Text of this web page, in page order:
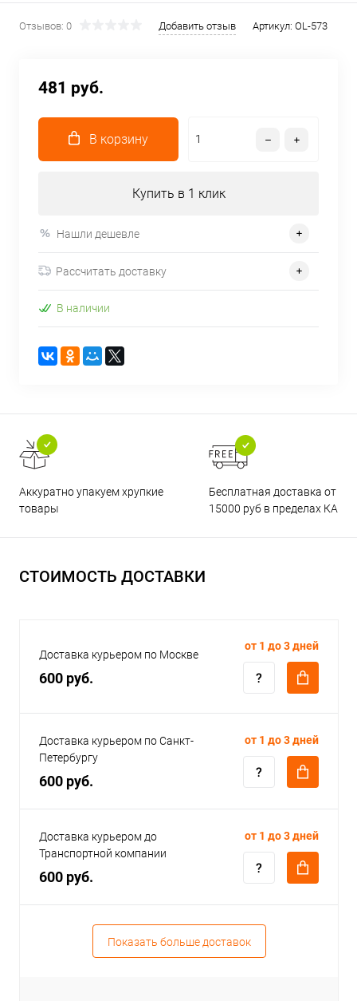
Отзывов: 0 Добавить отзыв Артикул: OL-573
481 руб.
В корзину
Купить в 1 клик
Нашли дешевле
Рассчитать доставку
В наличии
Аккуратно упакуем хрупкие
товары
Бесплатная доставка от
15000 руб в пределах КАД
СТОИМОСТЬ ДОСТАВКИ
Доставка курьером по Москве
600 руб.
от 1 до 3 дней
Доставка курьером по Санкт-
Петербургу
600 руб.
от 1 до 3 дней
Доставка курьером до
Транспортной компании
600 руб.
от 1 до 3 дней
Показать больше доставок